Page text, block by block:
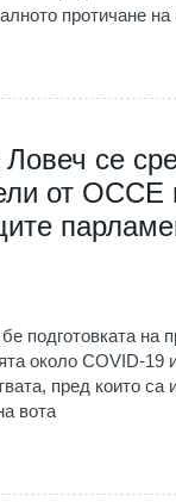
протичане
Ловеч се
от ОССЕ
подготовката на
около COVID-19
пред които са
вота